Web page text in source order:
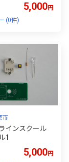
5,000円
(0件)
市
インスクール
1
5,000円